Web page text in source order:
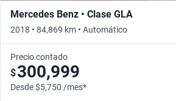
Mercedes Benz • Clase GLA
2018 • 84,869 km • Automático
Precio contado
$300,999
Desde $5,750 /mes*